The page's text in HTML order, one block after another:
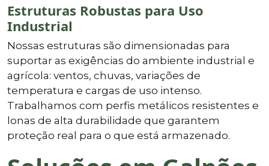
Estruturas Robustas para Uso
Industrial
Nossas estruturas são dimensionadas para
suportar as exigências do ambiente industrial e
agrícola: ventos, chuvas, variações de
temperatura e cargas de uso intenso.
Trabalhamos com perfis metálicos resistentes e
lonas de alta durabilidade que garantem
proteção real para o que está armazenado.